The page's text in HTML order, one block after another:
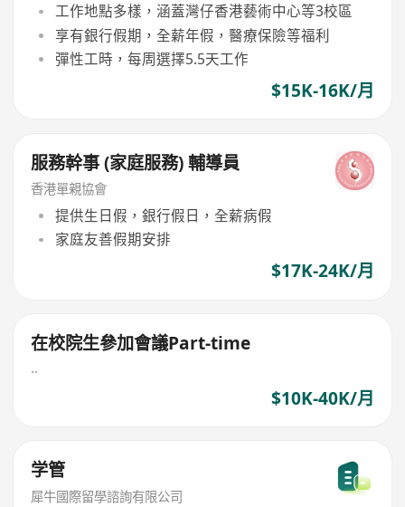
工作地點多樣，涵蓋灣仔香港藝術中心等3校區
享有銀行假期，全薪年假，醫療保險等福利
彈性工時，每周選擇5.5天工作
$15K-16K/月
服務幹事 (家庭服務) 輔導員
香港單親協會
提供生日假，銀行假日，全薪病假
家庭友善假期安排
$17K-24K/月
在校院生參加會議Part-time
..
$10K-40K/月
学管
犀牛國際留學諮詢有限公司